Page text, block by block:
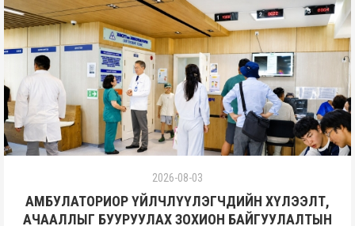
2026-08-03
АМБУЛАТОРИОР ҮЙЛЧЛҮҮЛЭГЧДИЙН ХҮЛЭЭЛТ,
АЧААЛЛЫГ БУУРУУЛАХ ЗОХИОН БАЙГУУЛАЛТЫН